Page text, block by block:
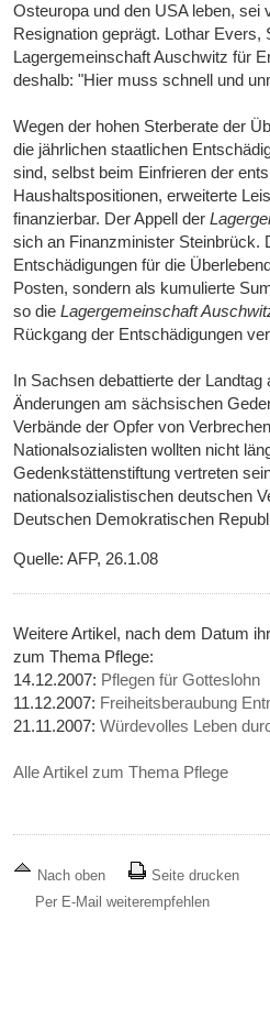
Osteuropa und den USA leben, sei
Resignation geprägt. Lothar Evers,
Lagergemeinschaft Auschwitz für
deshalb: "Hier muss schnell und
Wegen der hohen Sterberate der
die jährlichen staatlichen
sind, selbst beim Einfrieren der
Haushaltspositionen, erweiterte
finanzierbar. Der Appell der
sich an Finanzminister Steinbrück.
Entschädigungen für die
Posten, sondern als kumulierte
so dieLagergemeinschaft
Rückgang der Entschädigungen
In Sachsen debattierte der Landtag
Änderungen am sächsischen
Verbände der Opfer von
Nationalsozialisten wollten nicht
Gedenkstättenstiftung vertreten
nationalsozialistischen deutschen
Deutschen Demokratischen
Quelle: AFP, 26.1.08
Weitere Artikel, nach dem Datum
zum Thema Pflege:
14.12.2007: Pflegen für Gotteslohn
11.12.2007: Freiheitsberaubung
21.11.2007:Würdevolles Leben
Alle Artikel zum Thema Pflege
Nach oben
Seite drucken
Per E-Mail weiterempfehlen